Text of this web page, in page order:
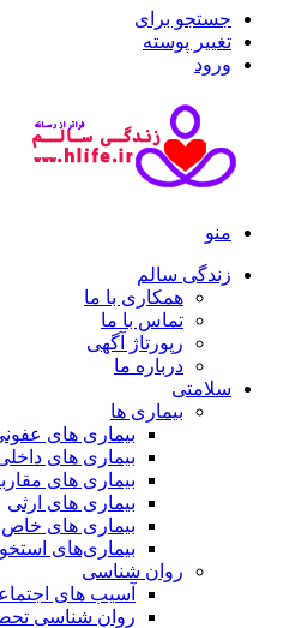
جستجو برای
تغییر پوسته
ورود
منو
زندگی سالم
همکاری با ما
تماس با ما
رپورتاژ آگهی
درباره ما
سلامتی
بیماری ها
بیماری های
بیماری های
بیماری های
بیماری های ارثی
بیماری های خاص
بیماری‌های
روان شناسی
آسیب های
روان شناسی